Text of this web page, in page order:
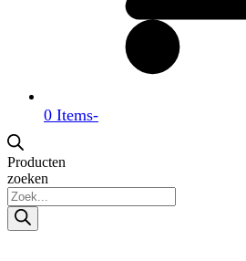
0 Items-
Producten
zoeken